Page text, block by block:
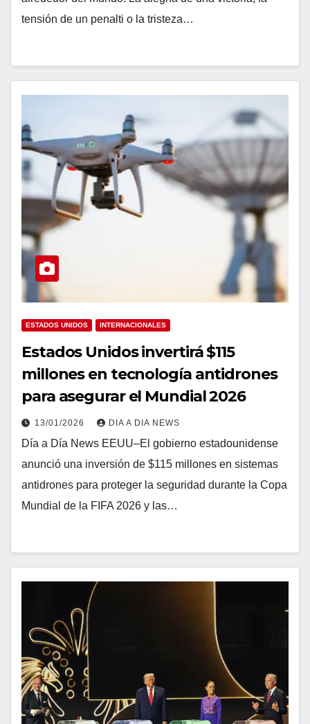
tensión de un penalti o la tristeza…
ESTADOS UNIDOS INTERNACIONALES
Estados Unidos invertirá $115
millones en tecnología antidrones
para asegurar el Mundial 2026
13/01/2026 DIA A DIA NEWS
Día a Día News EEUU–El gobierno estadounidense
anunció una inversión de $115 millones en sistemas
antidrones para proteger la seguridad durante la Copa
Mundial de la FIFA 2026 y las…